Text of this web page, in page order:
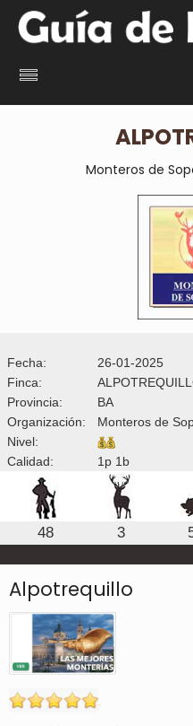
Monteros de
Fecha:
26-01-2025
Finca:
Provincia:
BA
Organización:
Monteros de
Nivel:
Calidad:
1p 1b
48 3
Alpotrequillo